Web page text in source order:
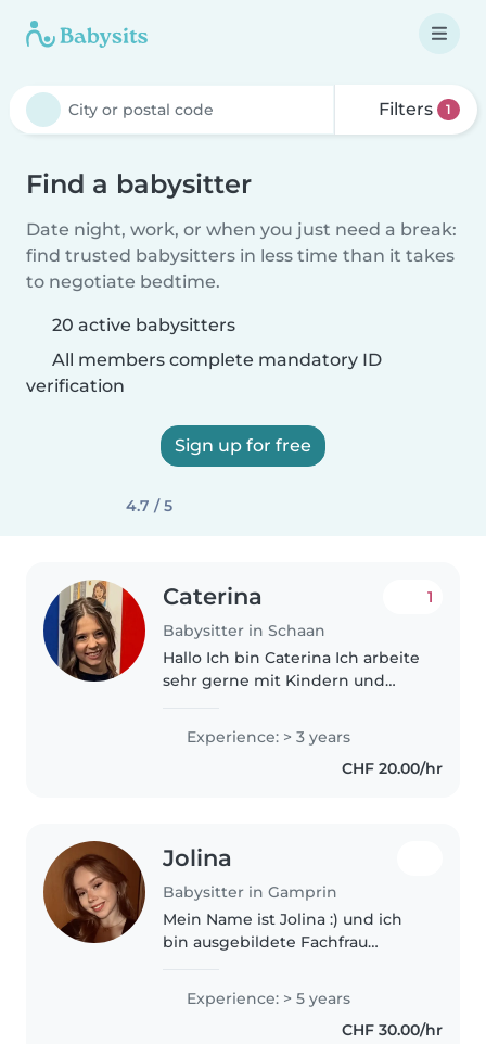
Filters 1
Find a babysitter
Date night, work, or when you just need a break:
find trusted babysitters in less time than it takes
to negotiate bedtime.
20 active babysitters
All members complete mandatory ID
verification
Sign up for free
4.7 / 5
Caterina
Babysitter in Schaan
1
Hallo Ich bin Caterina Ich arbeite
sehr gerne mit Kindern und
Erfahrungen gemacht. Ich habe
2 kleine Geschwister, meine
Experience: > 3 years
CHF 20.00/hr
Jolina
Babysitter in Gamprin
Mein Name ist Jolina :) und ich
bin ausgebildete Fachfrau
ich meine Berufsmatura mit
Schwerpunkt Gesundheit und
Experience: > 5 years
CHF 30.00/hr